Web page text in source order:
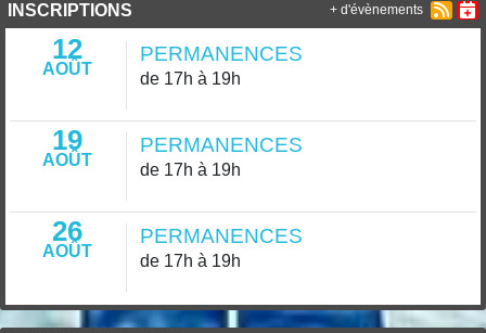
INSCRIPTIONS
12
AOÛT
PERMANENCES
de 17h à 19h
19
AOÛT
PERMANENCES
de 17h à 19h
26
AOÛT
PERMANENCES
de 17h à 19h
+ d'évènements